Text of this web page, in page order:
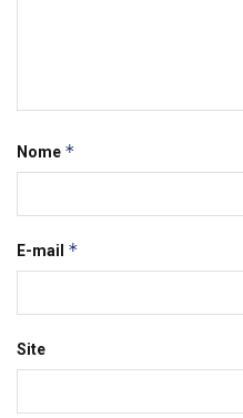
Nome *
E-mail *
Site